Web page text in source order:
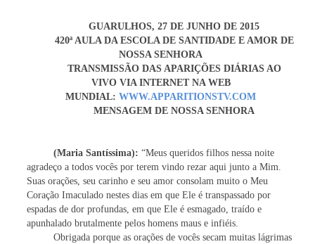
GUARULHOS, 27 DE JUNHO DE 2015
420ª AULA DA ESCOLA DE SANTIDADE E AMOR DE
NOSSA SENHORA
TRANSMISSÃO DAS APARIÇÕES DIÁRIAS AO
VIVO VIA INTERNET NA WEB
MUNDIAL:WWW.APPARITIONSTV.COM
MENSAGEM DE NOSSA SENHORA
(Maria Santíssima):“Meus queridos filhos nessa noite
agradeço a todos vocês por terem vindo rezar aqui junto a Mim.
Suas orações, seu carinho e seu amor consolam muito o Meu
Coração Imaculado nestes dias em que Ele é transpassado por
espadas de dor profundas, em que Ele é esmagado, traído e
apunhalado brutalmente pelos homens maus e infiéis.
Obrigada porque as orações de vocês secam muitas lágrimas